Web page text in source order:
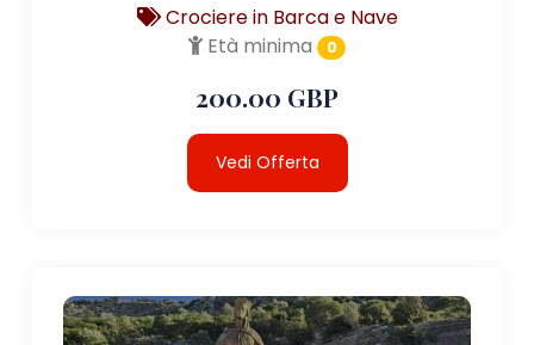
Crociere in Barca e Nave
Età minima
0
200.00 GBP
Vedi Offerta